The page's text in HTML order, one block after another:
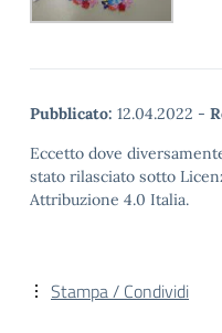
Pubblicato: 12.04.2022 -
Eccetto dove
stato rilasciato sotto
Attribuzione 4.0 Italia.
Stampa / Condividi